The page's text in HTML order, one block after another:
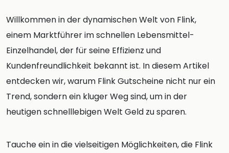
Willkommen in der dynamischen Welt von Flink,
einem Marktführer im schnellen Lebensmittel-
Einzelhandel, der für seine Effizienz und
Kundenfreundlichkeit bekannt ist. In diesem Artikel
entdecken wir, warum Flink Gutscheine nicht nur ein
Trend, sondern ein kluger Weg sind, um in der
heutigen schnelllebigen Welt Geld zu sparen.
Tauche ein in die vielseitigen Möglichkeiten, die Flink